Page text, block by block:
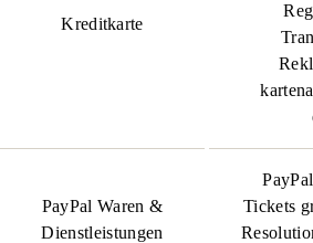
Kreditkarte
PayPal Waren &
Dienstleistungen
Tickets